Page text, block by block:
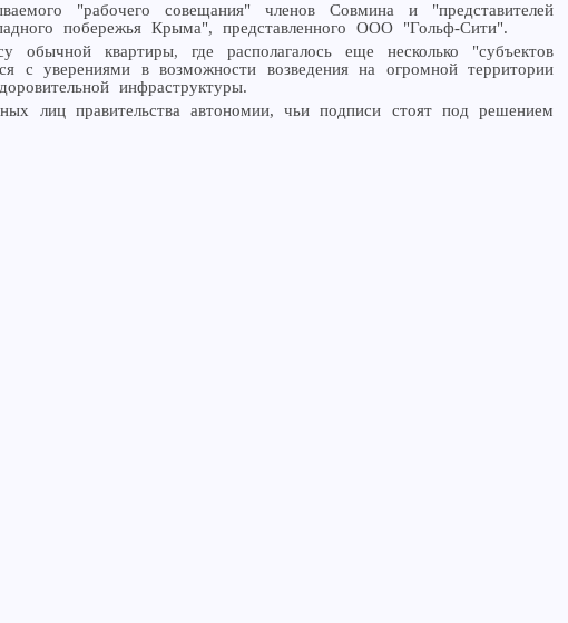
"рабочего совещания" членов Совмина и "представителей
побережья Крыма", представленного ООО "Гольф-Сити".
квартиры, где располагалось еще несколько "субъектов
с уверениями в возможности возведения на огромной территории
инфраструктуры.
лиц правительства автономии, чьи подписи стоят под решением